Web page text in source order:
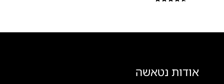
אודות נטאשה